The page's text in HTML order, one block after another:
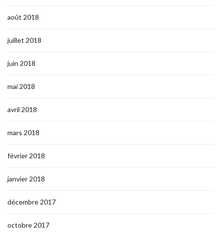
août 2018
juillet 2018
juin 2018
mai 2018
avril 2018
mars 2018
février 2018
janvier 2018
décembre 2017
octobre 2017